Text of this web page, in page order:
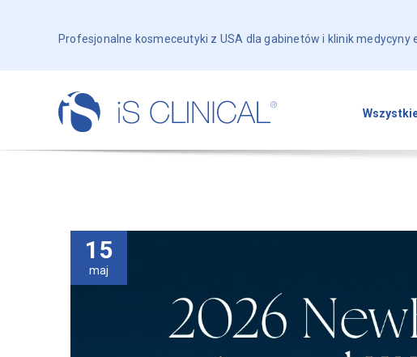
Profesjonalne kosmeceutyki z USA dla gabinetów i klinik medycyny
15
maj